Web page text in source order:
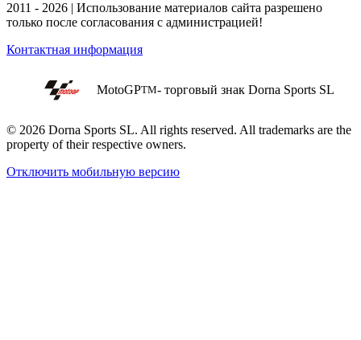
2011 - 2026 | Использование материалов сайта разрешено
только после согласования с администрацией!
Контактная информация
MotoGPTM- торговый знак Dorna Sports SL
© 2026 Dorna Sports SL. All rights reserved. All trademarks are the
property of their respective owners.
Отключить мобильную версию